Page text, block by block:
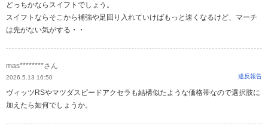
どっちかならスイフトでしょう。
スイフトならそこから補強や足回り入れていけばもっと速くなるけど、マーチ
は先がない気がする・・
mas********さん
2026.5.13 16:50 違反報告
ヴィッツRSやマツダスピードアクセラも結構似たような価格帯なので選択肢に
加えたら如何でしょうか。